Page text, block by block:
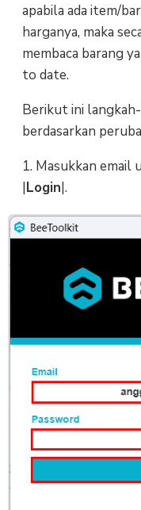
apabila ada item/
harganya, maka
membaca barang
to date.
Berikut ini
berdasarkan
1. Masukkan email
|Login|.